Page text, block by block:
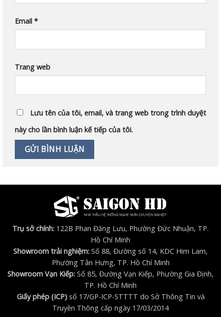
Email *
Trang web
Lưu tên của tôi, email, và trang web trong trình duyệt
này cho lần bình luận kế tiếp của tôi.
Trụ sở chính: 122B Phan Đăng Lưu, Phường Đức Nhuận, TP.
Hồ Chí Minh
Showroom trải nghiệm: Số 88, Đường số 14, KDC Him Lam,
Phường Tân Hưng, TP. Hồ Chí Minh
Showroom Vạn Kiếp: Số 85, Đường Vạn Kiếp, Phường Gia Định,
TP. Hồ Chí Minh
Giấy phép (ICP)số 17/GP-ICP-STTTT do Sở Thông Tin và
Truyền Thông cấp ngày 17/03/2014